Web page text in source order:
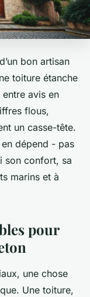
bon artisan
toiture étanche
entre avis en
flous,
un casse-tête.
dépend - pas
son confort, sa
marins et à
pour
une chose
Une toiture,